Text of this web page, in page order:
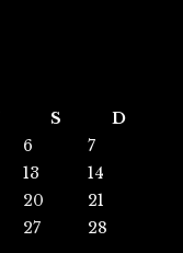
S
D
6
7
13
14
20
21
27 28